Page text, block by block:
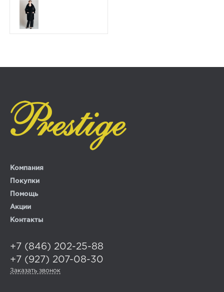
Компания
Покупки
Помощь
Акции
Контакты
+7 (846) 202-25-88
+7 (927) 207-08-30
Заказать звонок